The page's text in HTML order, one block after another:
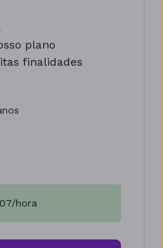
plano
finalidades
/hora